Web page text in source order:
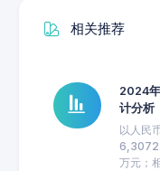
相关推荐
2024
计分析
以人民
万元；